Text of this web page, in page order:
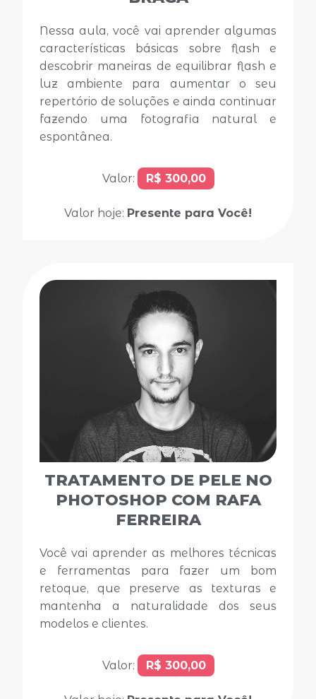
Nessa aula, você vai aprender algumas
características básicas sobre flash e
descobrir maneiras de equilibrar flash e
luz ambiente para aumentar o seu
repertório de soluções e ainda continuar
fazendo uma fotografia natural e
espontânea.
Valor: R$ 300,00
Valor hoje: Presente para Você!
TRATAMENTO DE PELE NO
PHOTOSHOP COM RAFA
FERREIRA
Você vai aprender as melhores técnicas
e ferramentas para fazer um bom
retoque, que preserve as texturas e
mantenha a naturalidade dos seus
modelos e clientes.
Valor: R$ 300,00